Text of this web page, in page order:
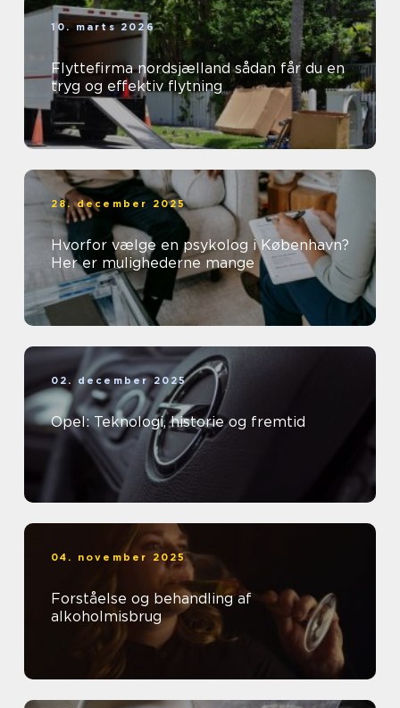
10. marts 2026
Flyttefirma nordsjælland sådan får du en
tryg og effektiv flytning
28. december 2025
Hvorfor vælge en psykolog i København?
Her er mulighederne mange
02. december 2025
Opel: Teknologi, historie og fremtid
04. november 2025
Forståelse og behandling af
alkoholmisbrug